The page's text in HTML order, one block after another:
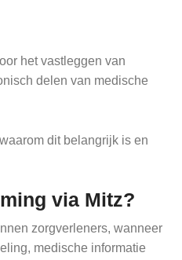
het vastleggen van
delen van medische
dit belangrijk is en
via Mitz?
zorgverleners, wanneer
medische informatie